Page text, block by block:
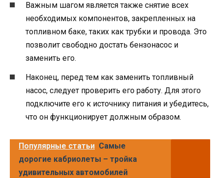
Важным шагом является также снятие всех
необходимых компонентов, закрепленных на
топливном баке, таких как трубки и провода. Это
позволит свободно достать бензонасос и
заменить его.
Наконец, перед тем как заменить топливный
насос, следует проверить его работу. Для этого
подключите его к источнику питания и убедитесь,
что он функционирует должным образом.
Популярные статьи Самые
дорогие кабриолеты – тройка
удивительных автомобилей